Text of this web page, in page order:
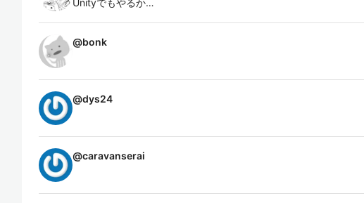
Unityでもやるか…
@bonk
@dys24
@caravanserai